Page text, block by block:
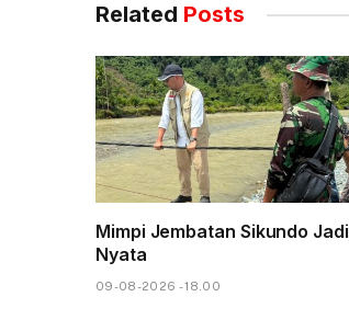
Related Posts
Mimpi Jembatan Sikundo Jadi
Nyata
09-08-2026 - 18.00